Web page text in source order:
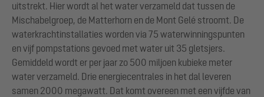
uitstrekt. Hier wordt al het water verzameld dat tussen de
Mischabelgroep, de Matterhorn en de Mont Gelé stroomt. De
waterkrachtinstallaties worden via 75 waterwinningspunten
en vijf pompstations gevoed met water uit 35 gletsjers.
Gemiddeld wordt er per jaar zo 500 miljoen kubieke meter
water verzameld. Drie energiecentrales in het dal leveren
samen 2000 megawatt. Dat komt overeen met een vijfde van